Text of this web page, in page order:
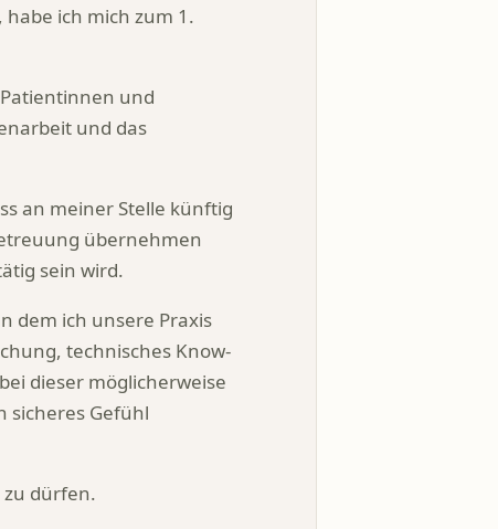
ich mich zum 1.
und
und das
an meiner Stelle künftig
übernehmen
sein wird.
dem ich unsere Praxis
technisches Know-
dieser möglicherweise
sicheres Gefühl
zu dürfen.